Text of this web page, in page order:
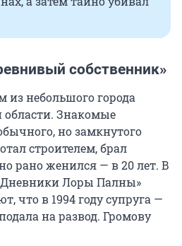
собственник»
из небольшого города
Знакомые
но замкнутого
строителем, брал
рано женился — в 20 лет. В
Лоры Палны»
что в 1994 году супруга —
на развод. Громову